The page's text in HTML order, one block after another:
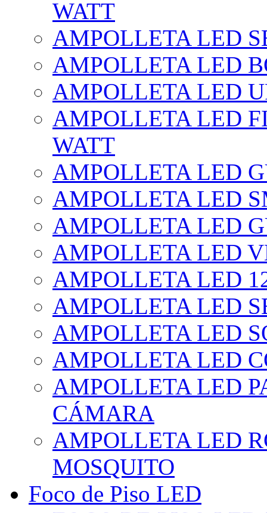
WATT
AMPOLLETA LED
AMPOLLETA LED
AMPOLLETA LED
AMPOLLETA LED
WATT
AMPOLLETA LED
AMPOLLETA LED
AMPOLLETA LED
AMPOLLETA LED
AMPOLLETA LED
AMPOLLETA LED
AMPOLLETA LED
AMPOLLETA LED
AMPOLLETA LED
CÁMARA
AMPOLLETA LED
MOSQUITO
Foco de Piso LED